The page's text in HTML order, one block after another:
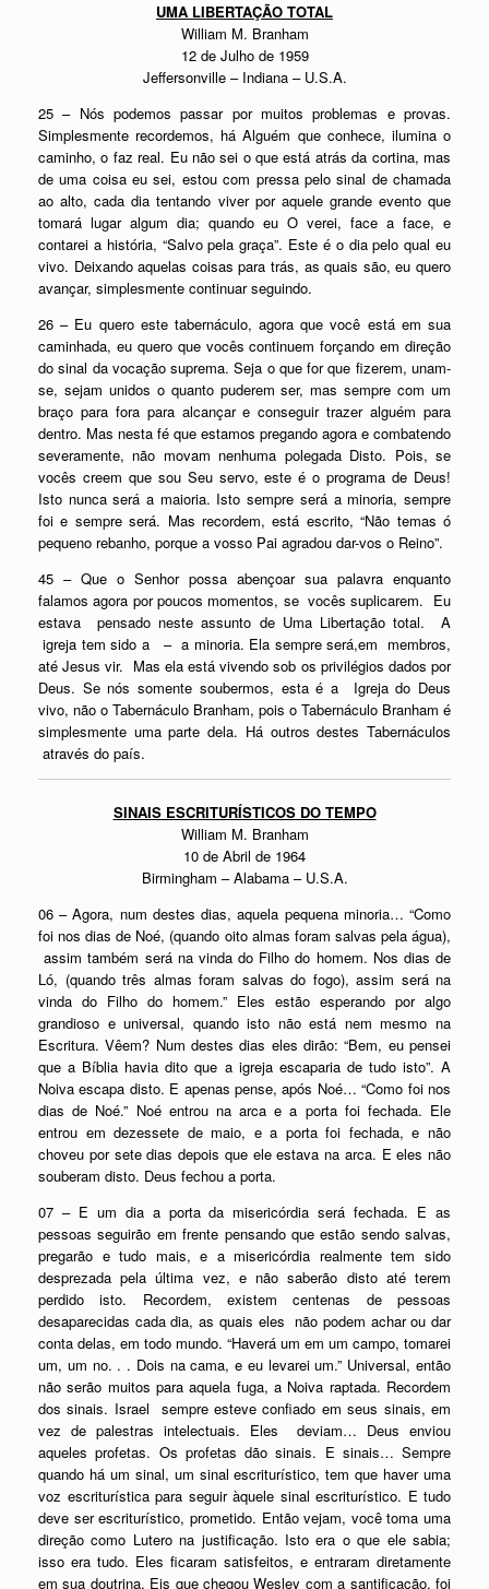
UMA LIBERTAÇÃO TOTAL
William M. Branham
12 de Julho de 1959
Jeffersonville – Indiana – U.S.A.
25 – Nós podemos passar por muitos problemas e provas.
Simplesmente recordemos, há Alguém que conhece, ilumina o
caminho, o faz real. Eu não sei o que está atrás da cortina, mas
de uma coisa eu sei, estou com pressa pelo sinal de chamada
ao alto, cada dia tentando viver por aquele grande evento que
tomará lugar algum dia; quando eu O verei, face a face, e
contarei a história, “Salvo pela graça”. Este é o dia pelo qual eu
vivo. Deixando aquelas coisas para trás, as quais são, eu quero
avançar, simplesmente continuar seguindo.
26 – Eu quero este tabernáculo, agora que você está em sua
caminhada, eu quero que vocês continuem forçando em direção
do sinal da vocação suprema. Seja o que for que fizerem, unam-
se, sejam unidos o quanto puderem ser, mas sempre com um
braço para fora para alcançar e conseguir trazer alguém para
dentro. Mas nesta fé que estamos pregando agora e combatendo
severamente, não movam nenhuma polegada Disto. Pois, se
vocês creem que sou Seu servo, este é o programa de Deus!
Isto nunca será a maioria. Isto sempre será a minoria, sempre
foi e sempre será. Mas recordem, está escrito, “Não temas ó
pequeno rebanho, porque a vosso Pai agradou dar-vos o Reino”.
45 – Que o Senhor possa abençoar sua palavra enquanto
falamos agora por poucos momentos, se vocês suplicarem. Eu
estava pensado neste assunto de Uma Libertação total. A
igreja tem sido a – a minoria. Ela sempre será,em membros,
até Jesus vir. Mas ela está vivendo sob os privilégios dados por
Deus. Se nós somente soubermos, esta é a Igreja do Deus
vivo, não o Tabernáculo Branham, pois o Tabernáculo Branham é
simplesmente uma parte dela. Há outros destes Tabernáculos
através do país.
SINAIS ESCRITURÍSTICOS DO TEMPO
William M. Branham
10 de Abril de 1964
Birmingham – Alabama – U.S.A.
06 – Agora, num destes dias, aquela pequena minoria… “Como
foi nos dias de Noé, (quando oito almas foram salvas pela água),
assim também será na vinda do Filho do homem. Nos dias de
Ló, (quando três almas foram salvas do fogo), assim será na
vinda do Filho do homem.” Eles estão esperando por algo
grandioso e universal, quando isto não está nem mesmo na
Escritura. Vêem? Num destes dias eles dirão: “Bem, eu pensei
que a Bíblia havia dito que a igreja escaparia de tudo isto”. A
Noiva escapa disto. E apenas pense, após Noé… “Como foi nos
dias de Noé.” Noé entrou na arca e a porta foi fechada. Ele
entrou em dezessete de maio, e a porta foi fechada, e não
choveu por sete dias depois que ele estava na arca. E eles não
souberam disto. Deus fechou a porta.
07 – E um dia a porta da misericórdia será fechada. E as
pessoas seguirão em frente pensando que estão sendo salvas,
pregarão e tudo mais, e a misericórdia realmente tem sido
desprezada pela última vez, e não saberão disto até terem
perdido isto. Recordem, existem centenas de pessoas
desaparecidas cada dia, as quais eles não podem achar ou dar
conta delas, em todo mundo. “Haverá um em um campo, tomarei
um, um no. . . Dois na cama, e eu levarei um.” Universal, então
não serão muitos para aquela fuga, a Noiva raptada. Recordem
dos sinais. Israel sempre esteve confiado em seus sinais, em
vez de palestras intelectuais. Eles deviam… Deus enviou
aqueles profetas. Os profetas dão sinais. E sinais… Sempre
quando há um sinal, um sinal escriturístico, tem que haver uma
voz escriturística para seguir àquele sinal escriturístico. E tudo
deve ser escriturístico, prometido. Então vejam, você toma uma
direção como Lutero na justificação. Isto era o que ele sabia;
isso era tudo. Eles ficaram satisfeitos, e entraram diretamente
em sua doutrina. Eis que chegou Wesley com a santificação, foi